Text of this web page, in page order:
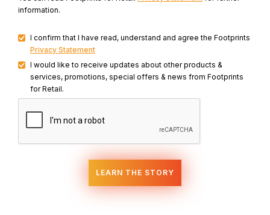
information.
I confirm that I have read, understand and agree the Footprints
Privacy Statement
I would like to receive updates about other products &
services, promotions, special offers & news from Footprints
for Retail.